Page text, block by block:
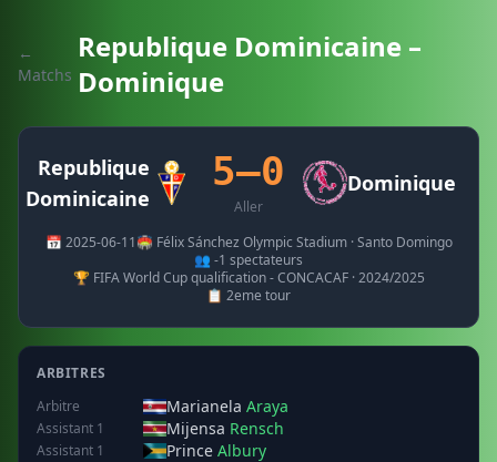
←
Matchs
Republique Dominicaine –
Dominique
Republique
Dominicaine
5–0
Aller
Dominique
📅 2025-06-11🏟️ Félix Sánchez Olympic Stadium · Santo Domingo
👥 -1 spectateurs
🏆 FIFA World Cup qualification - CONCACAF · 2024/2025
📋 2eme tour
ARBITRES
Arbitre
Marianela Araya
Assistant 1 Mijensa Rensch
Assistant 1 Prince Albury